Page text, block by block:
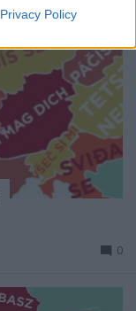
Privacy Policy
0